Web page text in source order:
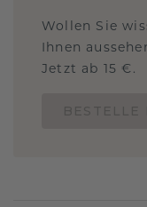
Wollen Sie
Ihnen
Jetzt ab 15 €.